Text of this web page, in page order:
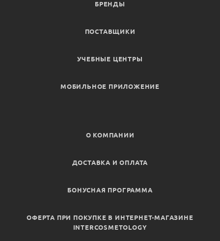
БРЕНДЫ
ПОСТАВЩИКИ
УЧЕБНЫЕ ЦЕНТРЫ
МОБИЛЬНОЕ ПРИЛОЖЕНИЕ
О КОМПАНИИ
ДОСТАВКА И ОПЛАТА
БОНУСНАЯ ПРОГРАММА
ОФЕРТА ПРИ ПОКУПКЕ В ИНТЕРНЕТ-МАГАЗИНЕ
INTERCOSMETOLOGY